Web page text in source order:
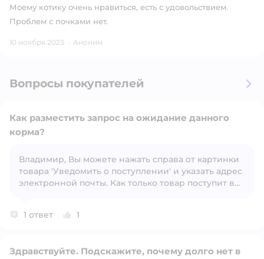
Моему котику очень нравиться, есть с удовольствием.
Проблем с почками нет.
10 ноября 2023 · Аноним
Вопросы покупателей
Открыть вопрос
Как разместить запрос на ожидание данного
корма?
Владимир, Вы можете нажать справа от картинки
товара 'Уведомить о поступлении' и указать адрес
электронной почты. Как только товар поступит в
1 ответ
1
Здравствуйте. Подскажите, почему долго нет в